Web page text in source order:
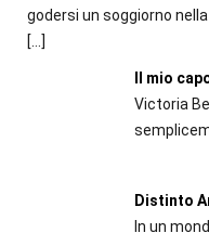
godersi un soggiorno
[…]
Il mio
Victoria
Distinto
In un